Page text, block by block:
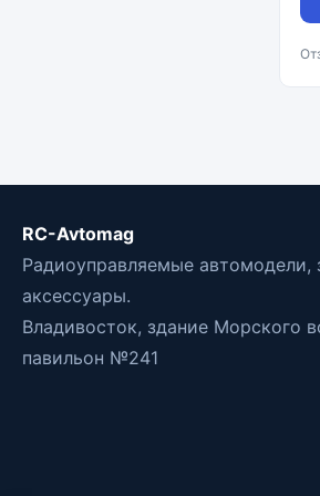
RC-Avtomag
Радиоуправляемые автомодели,
аксессуары.
Владивосток, здание Морского
павильон №241